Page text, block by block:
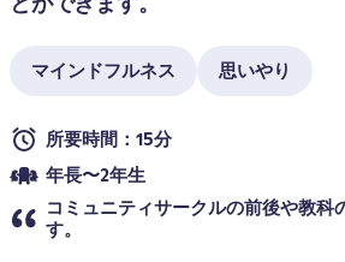
マインドフルネス 思いやり
所要時間：15分
年長〜2年生
コミュニティサークルの前後や教科
す。